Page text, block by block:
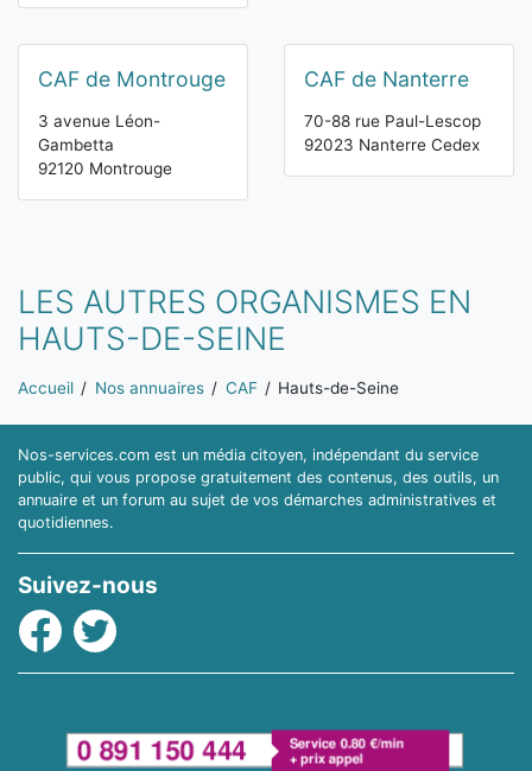
CAF de Montrouge
3 avenue Léon-
Gambetta
92120 Montrouge
CAF de Nanterre
70-88 rue Paul-Lescop
92023 Nanterre Cedex
LES AUTRES ORGANISMES EN
HAUTS-DE-SEINE
Vous êtes ici:
Accueil Nos annuaires CAF Hauts-de-Seine
Nos-services.com est un média citoyen, indépendant du service
public, qui vous propose gratuitement des contenus, des outils, un
annuaire et un forum au sujet de vos démarches administratives et
quotidiennes.
Suivez-nous
Facebook
Twitter